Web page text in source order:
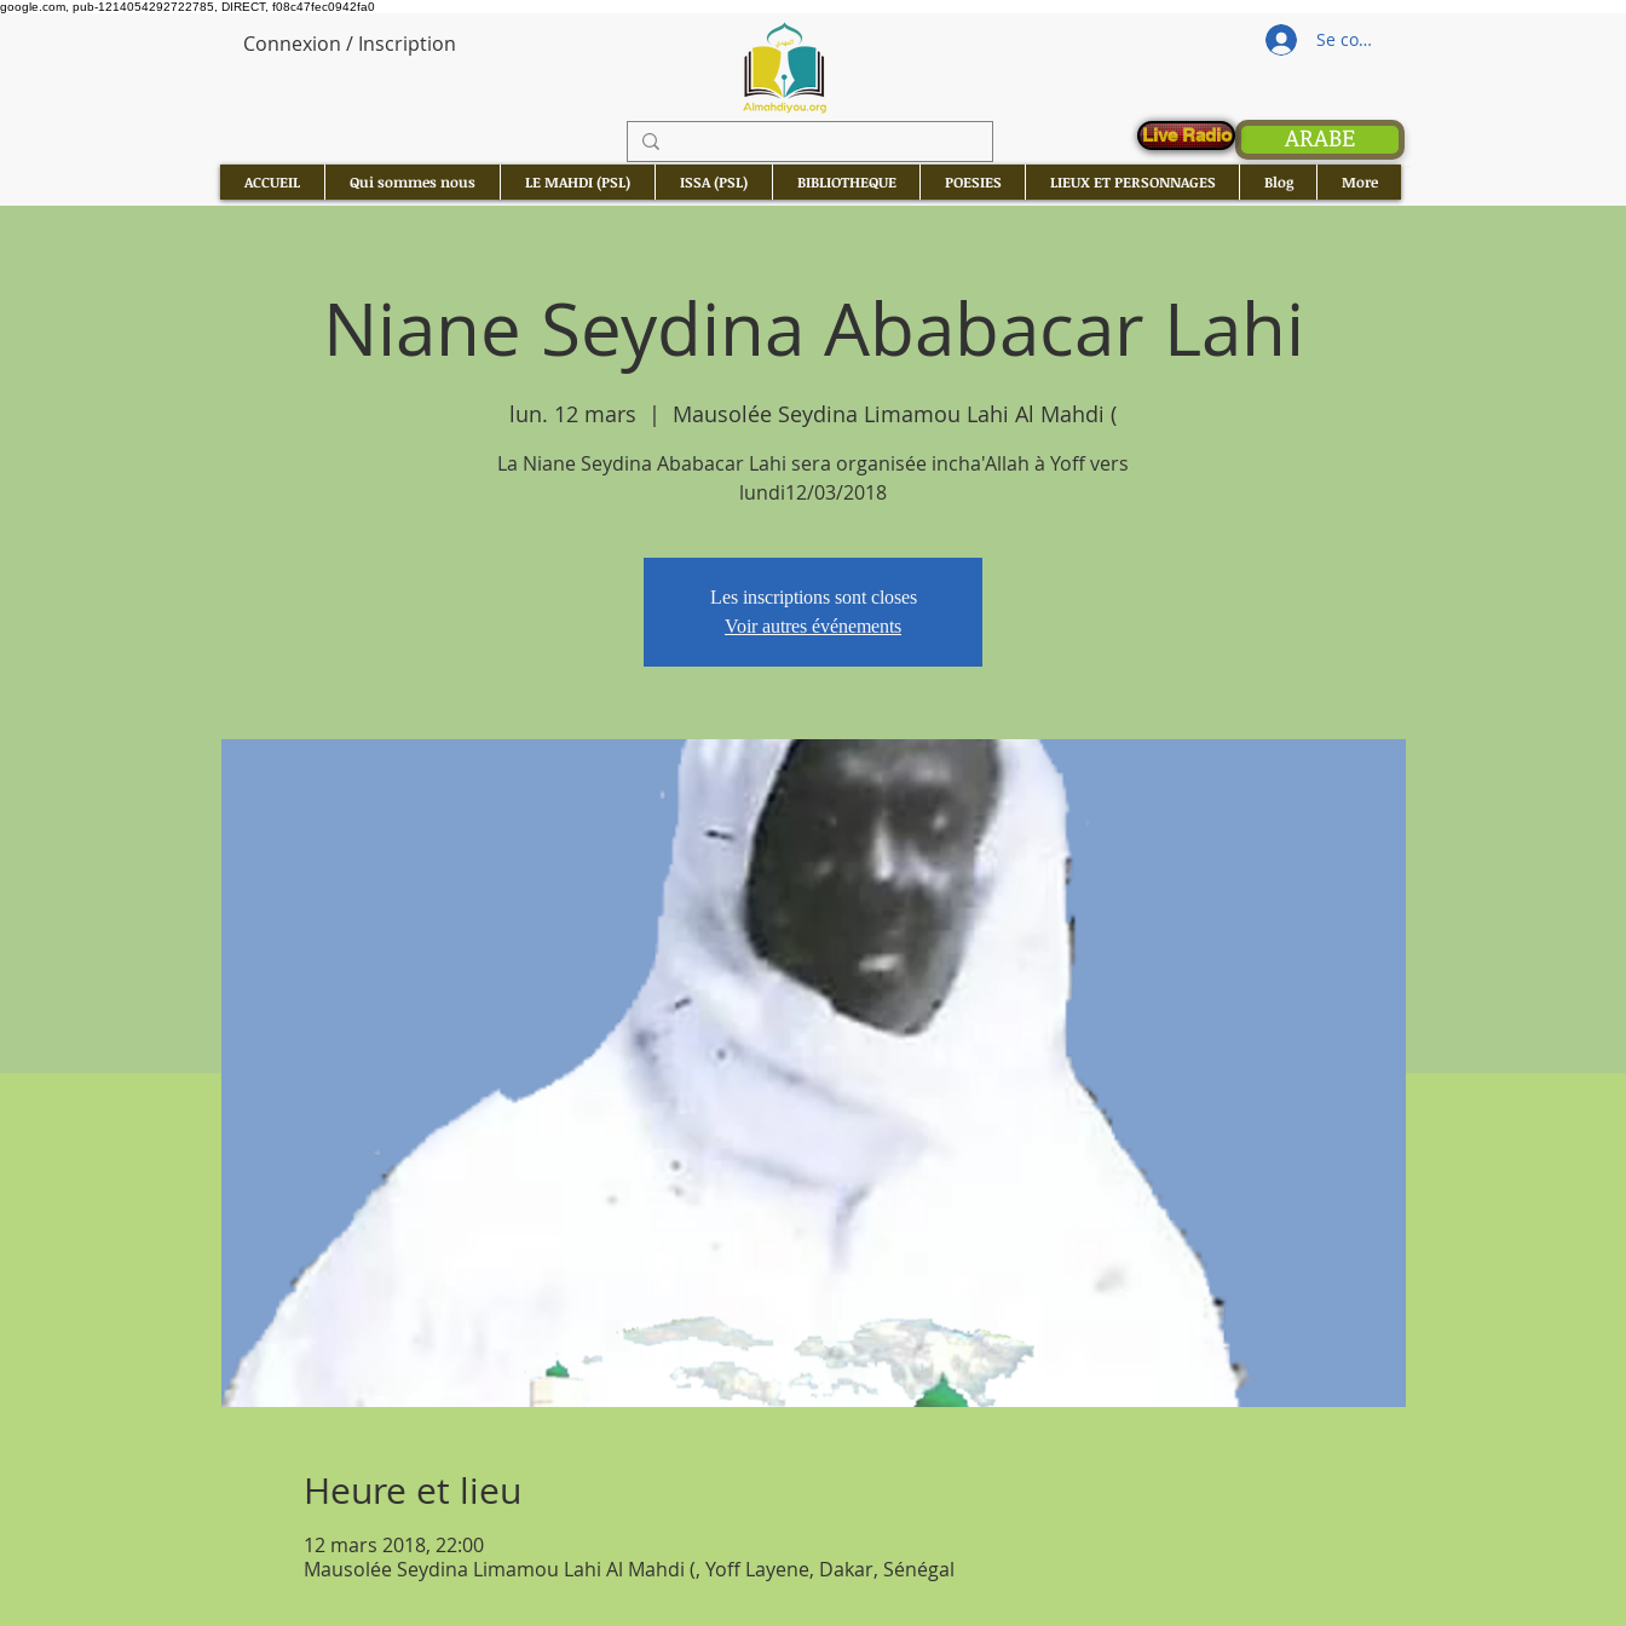
google.com, pub-1214054292722785, DIRECT, f08c47fec0942fa0
Connexion / Inscription Se connecter
ARABE
Live Radio
ACCUEIL Qui sommes nous LE MAHDI (PSL) ISSA (PSL) BIBLIOTHEQUE POESIES LIEUX ET PERSONNAGES Blog More
Niane Seydina Ababacar Lahi
lun. 12 mars
  |
Mausolée Seydina Limamou Lahi Al Mahdi (
La Niane Seydina Ababacar Lahi sera organisée incha'Allah à Yoff vers
lundi12/03/2018
Les inscriptions sont closes
Voir autres événements
Heure et lieu
12 mars 2018, 22:00
Mausolée Seydina Limamou Lahi Al Mahdi (, Yoff Layene, Dakar, Sénégal